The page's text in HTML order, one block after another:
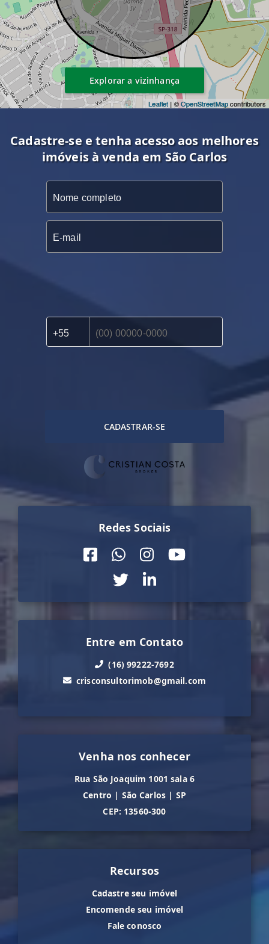
Leaflet | ©OpenStreetMapcontributors
Explorar a vizinhança
Cadastre-se e tenha acesso aos melhores
imóveis à venda em São Carlos
CADASTRAR-SE
Redes Sociais
Entre em Contato
(16) 99222-7692
crisconsultorimob@gmail.com
Venha nos conhecer
Rua São Joaquim 1001 sala 6
Centro | São Carlos | SP
CEP: 13560-300
Recursos
Cadastre seu imóvel
Encomende seu imóvel
Fale conosco